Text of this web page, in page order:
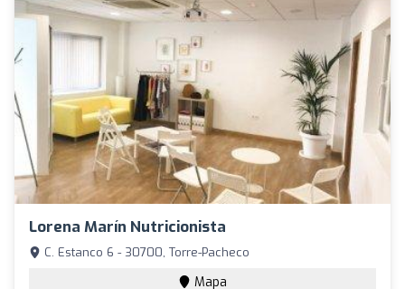
Lorena Marín Nutricionista
C. Estanco 6 - 30700, Torre-Pacheco
Mapa